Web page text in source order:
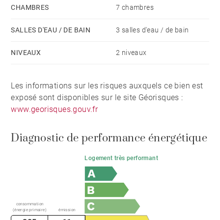
buanderie, un cellier, un garage double et plusieurs
À l’extérieur, le jardin paysager d’environ 2 800 m²
et salon d’été, ainsi qu’un terrain de pétanque
viennent parfaire cet ensemble rare.
de gamme et emplacement privilégié.
Madame Claude Leonetti,
ambassadrice Barnes
Contact : 06 82 90 66 62
CHAMBRES 7 chambres
SALLES D'EAU / DE BAIN 3 salles d'eau / de bain
NIVEAUX 2 niveaux
Les informations sur les risques auxquels ce bien est
exposé sont disponibles sur le site Géorisques :
www.georisques.gouv.fr
Diagnostic de performance énergétique
Logement très performant
consommation
(énergie primaire)
émission